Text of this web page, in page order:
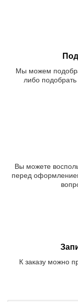
Мы можем
либо
Вы можете
перед
К заказу можно